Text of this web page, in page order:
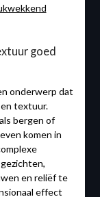
goed
onderwerp dat
textuur.
bergen of
komen in
en reliëf te
effect